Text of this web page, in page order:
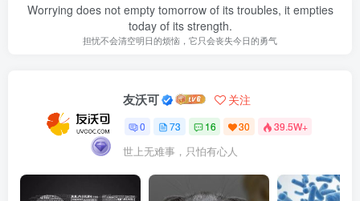
Worrying does not empty tomorrow of its troubles, it empties
today of its strength.
担忧不会清空明日的烦恼，它只会丧失今日的勇气
友沃可 关注
0 73 16 30 39.5W+
世上无难事，只怕有心人